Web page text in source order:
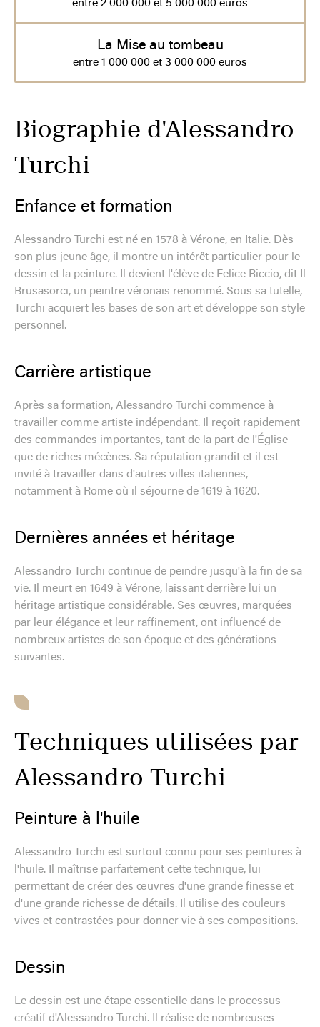
entre 2 000 000 et 5 000 000 euros
La Mise au tombeau
entre 1 000 000 et 3 000 000 euros
Biographie d'Alessandro
Turchi
Enfance et formation
Alessandro Turchi est né en 1578 à Vérone, en Italie. Dès
son plus jeune âge, il montre un intérêt particulier pour le
dessin et la peinture. Il devient l'élève de Felice Riccio, dit Il
Brusasorci, un peintre véronais renommé. Sous sa tutelle,
Turchi acquiert les bases de son art et développe son style
personnel.
Carrière artistique
Après sa formation, Alessandro Turchi commence à
travailler comme artiste indépendant. Il reçoit rapidement
des commandes importantes, tant de la part de l'Église
que de riches mécènes. Sa réputation grandit et il est
invité à travailler dans d'autres villes italiennes,
notamment à Rome où il séjourne de 1619 à 1620.
Dernières années et héritage
Alessandro Turchi continue de peindre jusqu'à la fin de sa
vie. Il meurt en 1649 à Vérone, laissant derrière lui un
héritage artistique considérable. Ses œuvres, marquées
par leur élégance et leur raffinement, ont influencé de
nombreux artistes de son époque et des générations
suivantes.
Techniques utilisées par
Alessandro Turchi
Peinture à l'huile
Alessandro Turchi est surtout connu pour ses peintures à
l'huile. Il maîtrise parfaitement cette technique, lui
permettant de créer des œuvres d'une grande finesse et
d'une grande richesse de détails. Il utilise des couleurs
vives et contrastées pour donner vie à ses compositions.
Dessin
Le dessin est une étape essentielle dans le processus
créatif d'Alessandro Turchi. Il réalise de nombreuses